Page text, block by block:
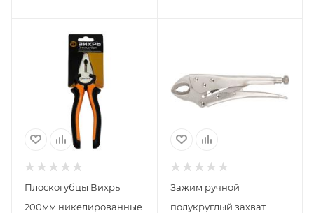
Плоскогубцы Вихрь
200мм никелированные
Зажим ручной
полукруглый захват